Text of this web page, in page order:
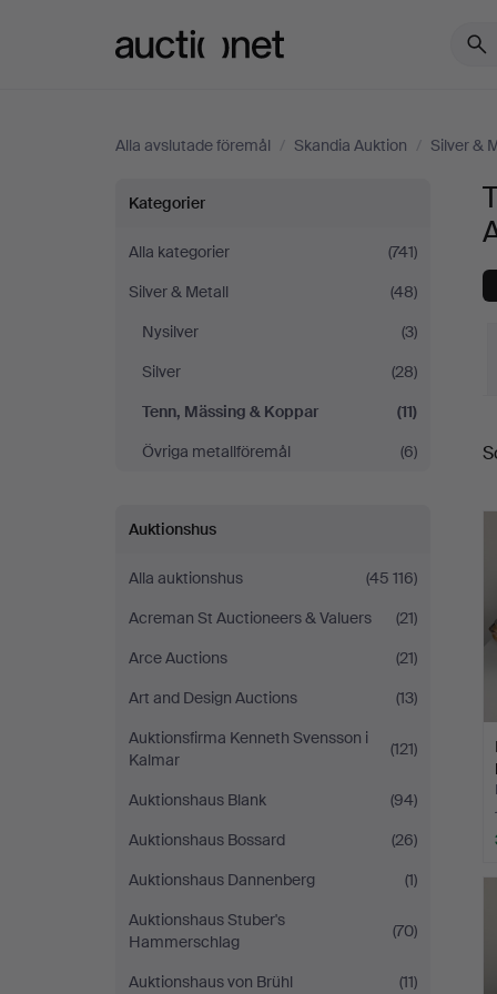
Alla avslutade föremål / Skandia Auktion / Silver &
Tenn,
Mässing
&
Koppar
på
Skandia
Auktion
Kategorier
Alla kategorier
(741)
Silver & Metall
(48)
Nysilver
(3)
Silver
(28)
Tenn, Mässing & Koppar
(11)
Övriga metallföremål
(6)
Auktionshus
Alla auktionshus
(45 116)
Acreman St Auctioneers & Valuers
(21)
Arce Auctions
(21)
Art and Design Auctions
(13)
Auktionsfirma Kenneth Svensson i
Kalmar
(121)
Auktionshaus Blank
(94)
Auktionshaus Bossard
(26)
Auktionshaus Dannenberg
(1)
Auktionshaus Stuber's
Hammerschlag
(70)
Auktionshaus von Brühl (11)